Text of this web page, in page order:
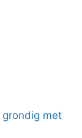
met